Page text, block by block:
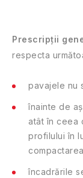
Prescripții
respecta
pavajele nu
înainte de
atât în ceea
profilului în
încadrările